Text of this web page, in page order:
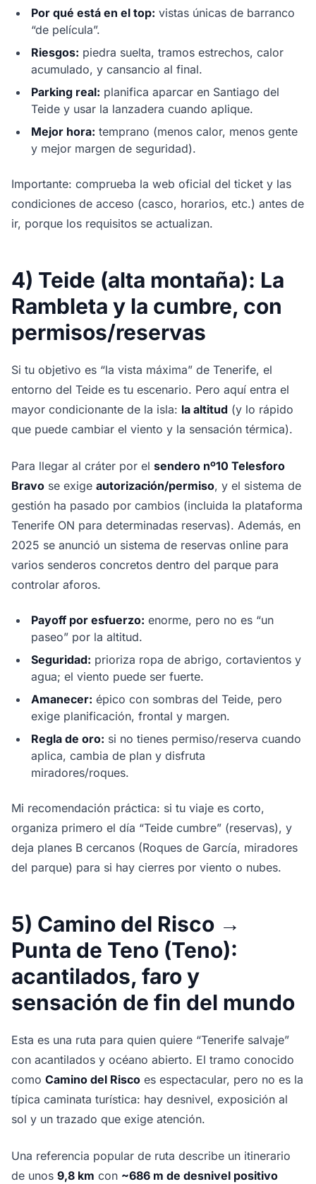
Por qué está en el top: vistas únicas de barranco
“de película”.
Riesgos: piedra suelta, tramos estrechos, calor
acumulado, y cansancio al final.
Parking real: planifica aparcar en Santiago del
Teide y usar la lanzadera cuando aplique.
Mejor hora: temprano (menos calor, menos gente
y mejor margen de seguridad).
Importante: comprueba la web oficial del ticket y las
condiciones de acceso (casco, horarios, etc.) antes de
ir, porque los requisitos se actualizan.
4) Teide (alta montaña): La
Rambleta y la cumbre, con
permisos/reservas
Si tu objetivo es “la vista máxima” de Tenerife, el
entorno del Teide es tu escenario. Pero aquí entra el
mayor condicionante de la isla: la altitud (y lo rápido
que puede cambiar el viento y la sensación térmica).
Para llegar al cráter por el sendero nº10 Telesforo
Bravo se exige autorización/permiso, y el sistema de
gestión ha pasado por cambios (incluida la plataforma
Tenerife ON para determinadas reservas). Además, en
2025 se anunció un sistema de reservas online para
varios senderos concretos dentro del parque para
controlar aforos.
Payoff por esfuerzo: enorme, pero no es “un
paseo” por la altitud.
Seguridad: prioriza ropa de abrigo, cortavientos y
agua; el viento puede ser fuerte.
Amanecer: épico con sombras del Teide, pero
exige planificación, frontal y margen.
Regla de oro: si no tienes permiso/reserva cuando
aplica, cambia de plan y disfruta
miradores/roques.
Mi recomendación práctica: si tu viaje es corto,
organiza primero el día “Teide cumbre” (reservas), y
deja planes B cercanos (Roques de García, miradores
del parque) para si hay cierres por viento o nubes.
5) Camino del Risco →
Punta de Teno (Teno):
acantilados, faro y
sensación de fin del mundo
Esta es una ruta para quien quiere “Tenerife salvaje”
con acantilados y océano abierto. El tramo conocido
como Camino del Risco es espectacular, pero no es la
típica caminata turística: hay desnivel, exposición al
sol y un trazado que exige atención.
Una referencia popular de ruta describe un itinerario
de unos 9,8 km con ~686 m de desnivel positivo